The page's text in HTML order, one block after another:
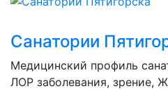
Санатории
Медицинский профиль
ЛОР заболевания, зрение,